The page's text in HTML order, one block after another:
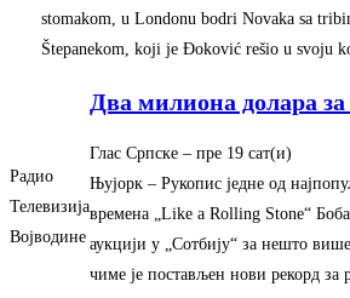
stomakom, u Londonu bodri Novaka sa
Štepanekom, koji je Đoković rešio u svoju
Радио
Телевизија
Војводине
Два милиона долара за
Глас Српске – ‎пре 19 сат(и)‎
Њујорк – Рукопис једне од
времена „Like a Rolling Stone“
аукцији у „Сотбију“ за нешто
чиме је постављен нови рекорд за